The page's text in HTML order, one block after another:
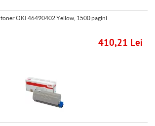
OKI 46490402 Yellow, 1500 pagini
410,21 Lei